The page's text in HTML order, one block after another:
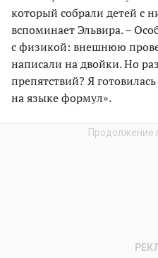
который собрали детей с
вспоминает Эльвира. –
с физикой: внешнюю
написали на двойки. Но
препятствий? Я
на языке формул».